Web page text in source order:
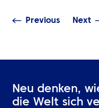
Previous Next
Neu denken,
die Welt sich